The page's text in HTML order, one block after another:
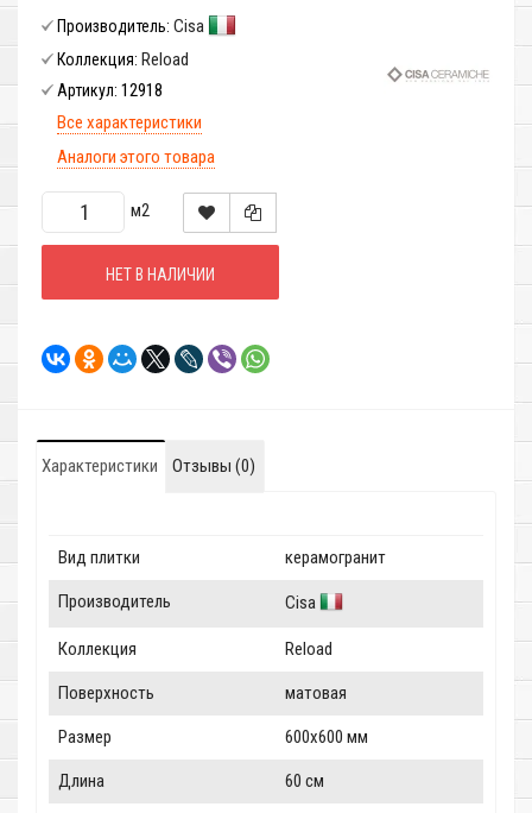
Производитель: Cisa
Коллекция: Reload
Артикул: 12918
Все характеристики
Аналоги этого товара
м2
НЕТ В НАЛИЧИИ
Характеристики Отзывы (0)
Вид плитки керамогранит
Производитель Cisa
Коллекция Reload
Поверхность матовая
Размер 600x600 мм
Длина 60 см